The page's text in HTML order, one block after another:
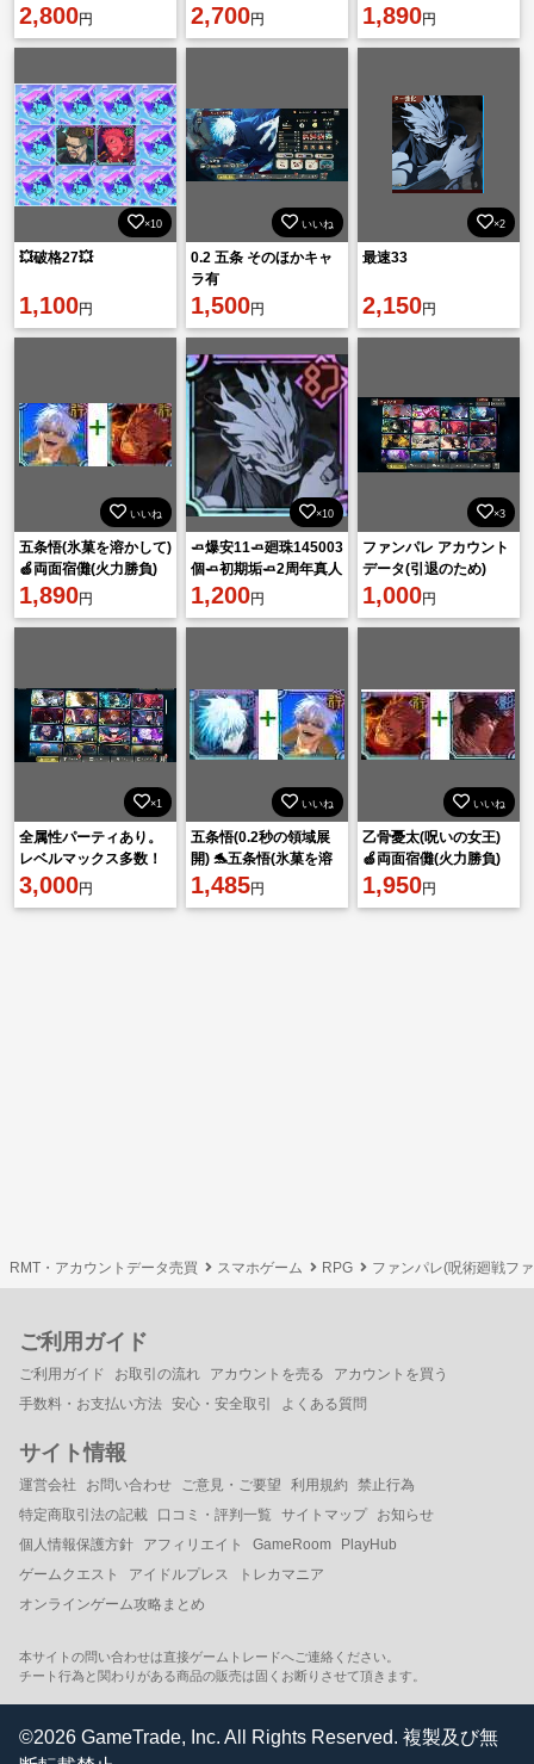
真人 腸相、行夜蛾、
西宮など
2,800円 2,700円
込め) 🍏廻珠90000個
🍏ランダ：ム1-5
1,890円
×10
💥破格27💥
1,100円
いいね
0.2 五条 そのほかキャ
ラ有
1,500円
×2
最速33
2,150円
いいね
五条悟(氷菓を溶かして)
🍏両面宿儺(火力勝負)
🍏廻珠90000個
1,890円
×10
🧈爆安11🧈廻珠145003
個🧈初期垢🧈2周年真人
🧈🧈🧈🧈🧈🧈🧈🧈🧈🧈
1,200円
×3
ファンパレ アカウント
データ(引退のため)
1,000円
×1
全属性パーティあり。
レベルマックス多数！
3,000円
いいね
五条悟(0.2秒の領域展
開) 🐬五条悟(氷菓を溶
かして) 🐬廻珠90000個
1,485円
いいね
乙骨憂太(呪いの女王)
🍏両面宿儺(火力勝負)
🍏廻珠80000個
1,950円
RMT・アカウントデータ売買 スマホゲーム RPG ファンパレ(呪術廻戦フ
ご利用ガイド
ご利用ガイド お取引の流れ アカウントを売る
アカウントを買う
手数料・お支払い方法 安心・安全取引 よくある質問
サイト情報
運営会社 お問い合わせ ご意見・ご要望 利用規約
禁止行為
特定商取引法の記載
口コミ・評判一覧 サイトマップ
お知らせ
個人情報保護方針
アフィリエイト GameRoom
PlayHub
ゲームクエスト
アイドルプレス
トレカマニア
オンラインゲーム攻略まとめ
本サイトの問い合わせは直接ゲームトレードへご連絡ください。
チート行為と関わりがある商品の販売は固くお断りさせて頂きます。
©2026 GameTrade, Inc. All Rights Reserved. 複製及び無